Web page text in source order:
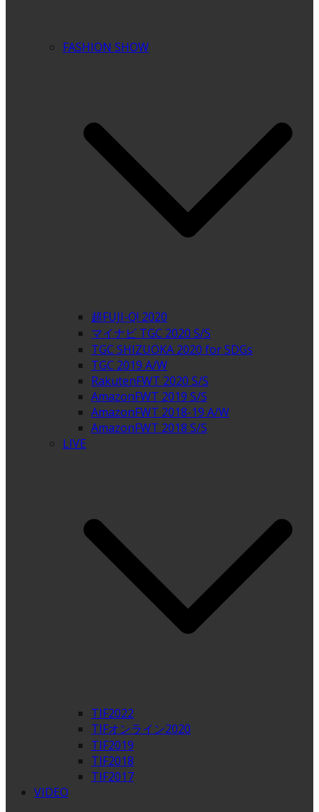
FASHION SHOW
超FUJI-Q! 2020
マイナビ TGC 2020 S/S
TGC SHIZUOKA 2020 for SDGs
TGC 2019 A/W
RakutenFWT 2020 S/S
AmazonFWT 2019 S/S
AmazonFWT 2018-19 A/W
AmazonFWT 2018 S/S
LIVE
TIF2022
TIFオンライン2020
TIF2019
TIF2018
TIF2017
VIDEO